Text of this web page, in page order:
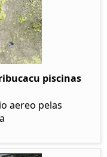
piscinas
aereo pelas